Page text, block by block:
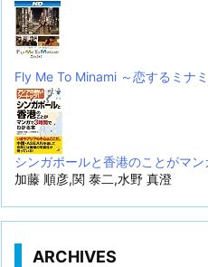
Fly Me To Minami ～恋するミナ
シンガポールと香港のことがマ
加藤 順彦,関 泰二,水野 真澄
ARCHIVES